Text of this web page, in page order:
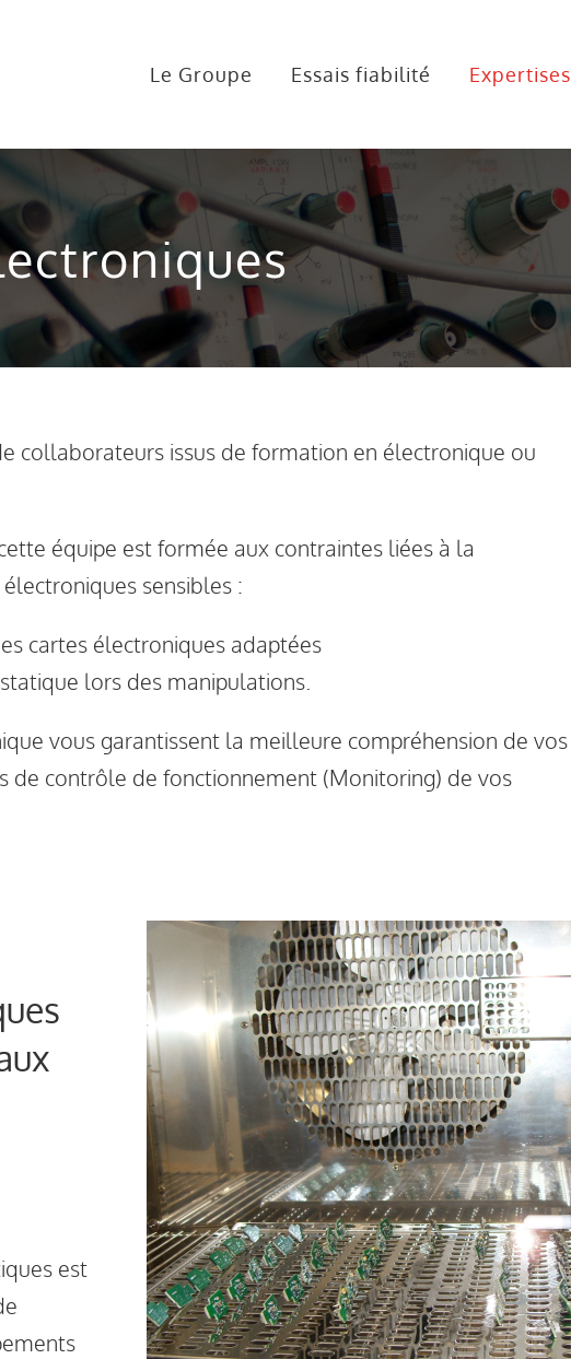
Le Groupe Essais fiabilité Expertises
collaborateurs issus de formation en électronique ou
équipe est formée aux contraintes liées à la
sensibles :
cartes électroniques adaptées
lors des manipulations.
vous garantissent la meilleure compréhension de vos
de contrôle de fonctionnement (Monitoring) de vos
est